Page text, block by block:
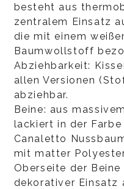
besteht aus
zentralem Einsatz
die mit einem
Baumwollstoff
Abziehbarkeit:
allen Versionen
abziehbar.
Beine: aus
lackiert in der
Canaletto
mit matter
Oberseite der
dekorativer Einsatz